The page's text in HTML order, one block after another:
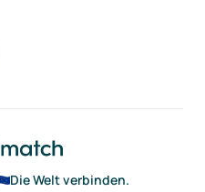
Die Welt verbinden.